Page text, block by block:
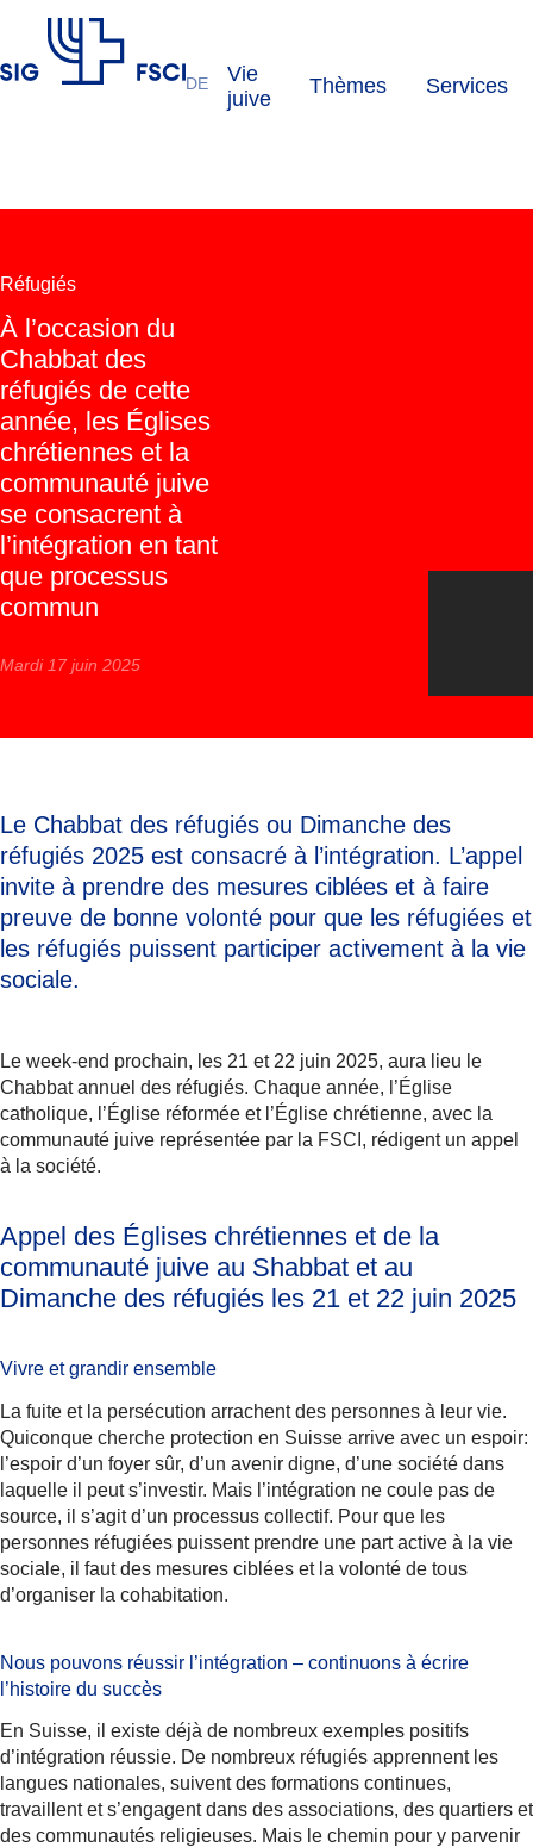
DE
Vie
juive
Thèmes Services
Réfugiés
À l’occasion du
Chabbat des
réfugiés de cette
année, les Églises
chrétiennes et la
communauté juive
se consacrent à
l’intégration en tant
que processus
commun
Mardi 17 juin 2025
Le Chabbat des réfugiés ou Dimanche des
réfugiés 2025 est consacré à l’intégration. L’appel
invite à prendre des mesures ciblées et à faire
preuve de bonne volonté pour que les réfugiées et
les réfugiés puissent participer activement à la vie
sociale.
Le week-end prochain, les 21 et 22 juin 2025, aura lieu le
Chabbat annuel des réfugiés. Chaque année, l’Église
catholique, l’Église réformée et l’Église chrétienne, avec la
communauté juive représentée par la FSCI, rédigent un appel
à la société.
Appel des Églises chrétiennes et de la
communauté juive au Shabbat et au
Dimanche des réfugiés les 21 et 22 juin 2025
Vivre et grandir ensemble
La fuite et la persécution arrachent des personnes à leur vie.
Quiconque cherche protection en Suisse arrive avec un espoir:
l’espoir d’un foyer sûr, d’un avenir digne, d’une société dans
laquelle il peut s’investir. Mais l’intégration ne coule pas de
source, il s’agit d’un processus collectif. Pour que les
personnes réfugiées puissent prendre une part active à la vie
sociale, il faut des mesures ciblées et la volonté de tous
d’organiser la cohabitation.
Nous pouvons réussir l’intégration – continuons à écrire
l’histoire du succès
En Suisse, il existe déjà de nombreux exemples positifs
d’intégration réussie. De nombreux réfugiés apprennent les
langues nationales, suivent des formations continues,
travaillent et s’engagent dans des associations, des quartiers et
des communautés religieuses. Mais le chemin pour y parvenir